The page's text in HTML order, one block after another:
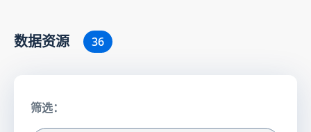
数据资源 36
筛选：